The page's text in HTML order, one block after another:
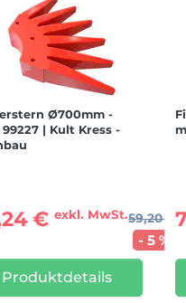
Ø700mm -
99227 | Kult Kress -
€exkl. MwSt.59,20 €
- 5 %
Produktdetails